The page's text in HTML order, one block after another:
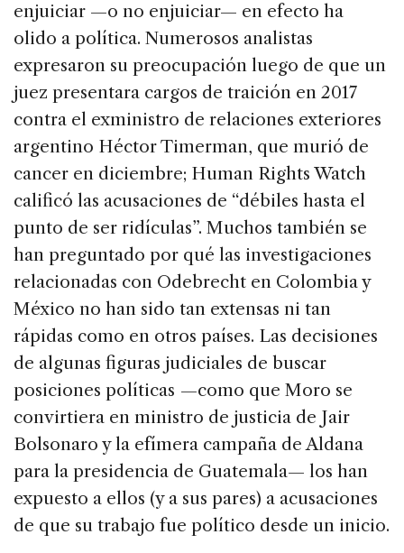
enjuiciar —o no enjuiciar— en efecto ha
olido a política. Numerosos analistas
expresaron su preocupación luego de que un
juez presentara cargos de traición en 2017
contra el exministro de relaciones exteriores
argentino Héctor Timerman, que murió de
cancer en diciembre; Human Rights Watch
calificó las acusaciones de “débiles hasta el
punto de ser ridículas”. Muchos también se
han preguntado por qué las investigaciones
relacionadas con Odebrecht en Colombia y
México no han sido tan extensas ni tan
rápidas como en otros países. Las decisiones
de algunas figuras judiciales de buscar
posiciones políticas —como que Moro se
convirtiera en ministro de justicia de Jair
Bolsonaro y la efímera campaña de Aldana
para la presidencia de Guatemala— los han
expuesto a ellos (y a sus pares) a acusaciones
de que su trabajo fue político desde un inicio.